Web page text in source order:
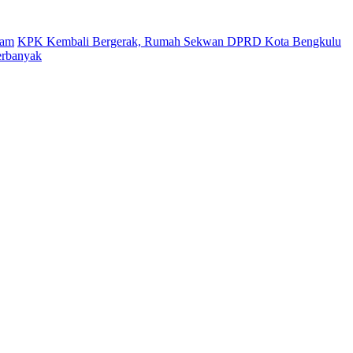
KPK Kembali Bergerak, Rumah Sekwan DPRD Kota Bengkulu